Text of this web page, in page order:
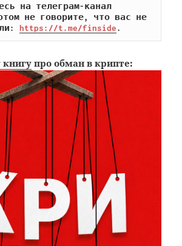
на телеграм-канал
не говорите, что вас не
https://t.me/finside.
про обман в крипте: